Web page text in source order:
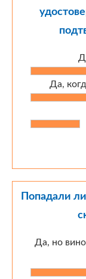
Да,
Попадали
Да, но